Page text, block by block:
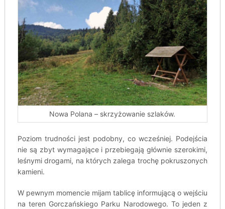
Nowa Polana – skrzyżowanie szlaków.
Poziom trudności jest podobny, co wcześniej. Podejścia
nie są zbyt wymagające i przebiegają głównie szerokimi,
leśnymi drogami, na których zalega trochę pokruszonych
kamieni.
W pewnym momencie mijam tablicę informującą o wejściu
na teren Gorczańskiego Parku Narodowego. To jeden z